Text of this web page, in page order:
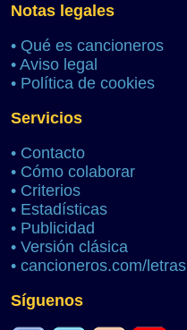
Notas legales
• Qué es cancioneros
• Aviso legal
• Política de cookies
Servicios
• Contacto
• Cómo colaborar
• Criterios
• Estadísticas
• Publicidad
• Versión clásica
• cancioneros.com/letras
Síguenos